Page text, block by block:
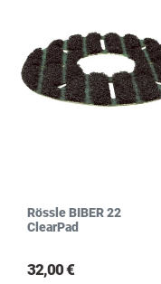
Rössle BIBER 22
ClearPad
32,00 €